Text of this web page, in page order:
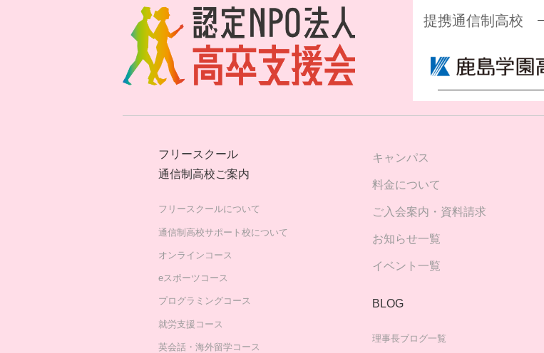
提携通信制高校
フリースクール
通信制高校ご案内
フリースクールについて
通信制高校サポート校について
オンラインコース
eスポーツコース
プログラミングコース
就労支援コース
英会話・海外留学コース
キャンパス
料金について
ご入会案内・資料請求
お知らせ一覧
イベント一覧
BLOG
理事長ブログ一覧